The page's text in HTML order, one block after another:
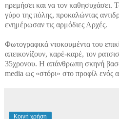
ηρεμήσει και να τον καθησυχάσει.
γύρο της πόλης, προκαλώντας
ενημέρωσαν τις αρμόδιες Αρχές.
Φωτογραφικά ντοκουμέντα του
απεικονίζουν, καρέ-καρέ, τον
35χρονου. Η απάνθρωπη σκηνή
media ως «στόρι» στο προφίλ ενός
Κοινή χρήση